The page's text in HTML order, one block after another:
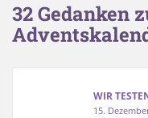
32 Gedanken
WIR
15.